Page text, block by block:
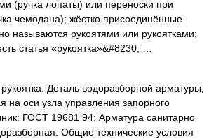
(ручка лопаты) или переноски при
чемодана); жёстко присоединённые
называются рукоятями или рукоятками;
статья «рукоятка»&#8230; …
Деталь водоразборной арматуры,
на оси узла управления запорного
ГОСТ 19681 94: Арматура санитарно
Общие технические условия